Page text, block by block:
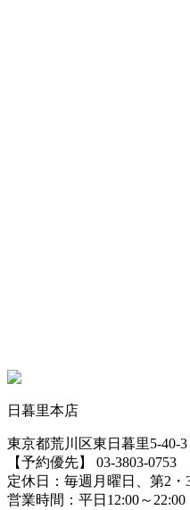
日暮里本店
東京都荒川区東日暮里5-40-3
【予約優先】 03-3803-0753
定休日：毎週月曜日、第2・
営業時間：平日12:00～22:00